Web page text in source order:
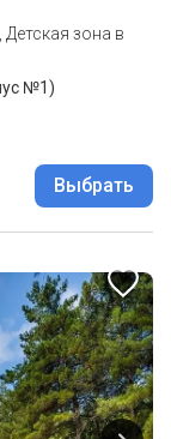
зона в
№1)
Выбрать